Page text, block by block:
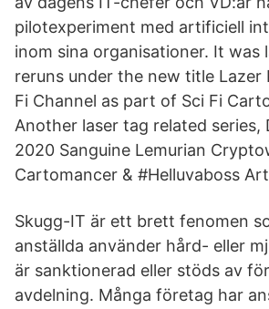
pilotexperiment med artificiell
inom sina organisationer. It was
reruns under the new title Lazer
Fi Channel as part of Sci Fi
Another laser tag related series,
2020 Sanguine Lemurian
Cartomancer & #Helluvaboss
Skugg-IT är ett brett fenomen
anställda använder hård- eller
är sanktionerad eller stöds av
avdelning. Många företag har